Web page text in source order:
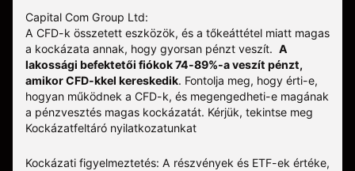
Capital Com Group Ltd:
A CFD-k összetett eszközök, és a tőkeáttétel miatt magas
a kockázata annak, hogy gyorsan pénzt veszít. A
lakossági befektetői fiókok 74-89%-a veszít pénzt,
amikor CFD-kkel kereskedik. Fontolja meg, hogy érti-e,
hogyan működnek a CFD-k, és megengedheti-e magának
a pénzvesztés magas kockázatát. Kérjük, tekintse meg
Kockázatfeltáró nyilatkozatunkat
Kockázati figyelmeztetés: A részvények és ETF-ek értéke,